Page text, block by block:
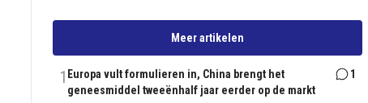
Meer artikelen
1 Europa vult formulieren in, China brengt het
geneesmiddel tweeënhalf jaar eerder op de markt
1